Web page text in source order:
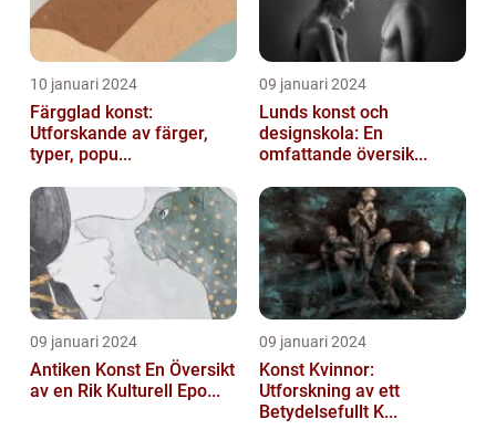
10 januari 2024
Färgglad konst:
Utforskande av färger,
typer, popu...
09 januari 2024
Lunds konst och
designskola: En
omfattande översik...
09 januari 2024
Antiken Konst En Översikt
av en Rik Kulturell Epo...
09 januari 2024
Konst Kvinnor:
Utforskning av ett
Betydelsefullt K...